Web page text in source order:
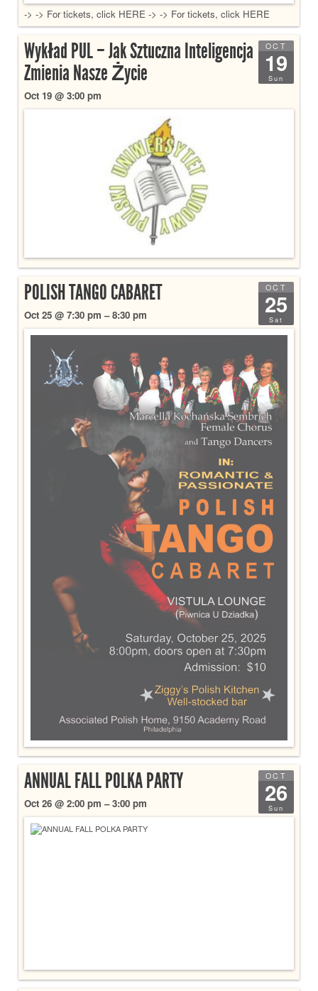
-> -> For tickets, click HERE -> -> For tickets, click HERE
OCT
19
Sun
Wykład PUL – Jak Sztuczna Inteligencja
Zmienia Nasze Życie
Oct 19 @ 3:00 pm
OCT
25
Sat
POLISH TANGO CABARET
Oct 25 @ 7:30 pm – 8:30 pm
OCT
26
Sun
ANNUAL FALL POLKA PARTY
Oct 26 @ 2:00 pm – 3:00 pm